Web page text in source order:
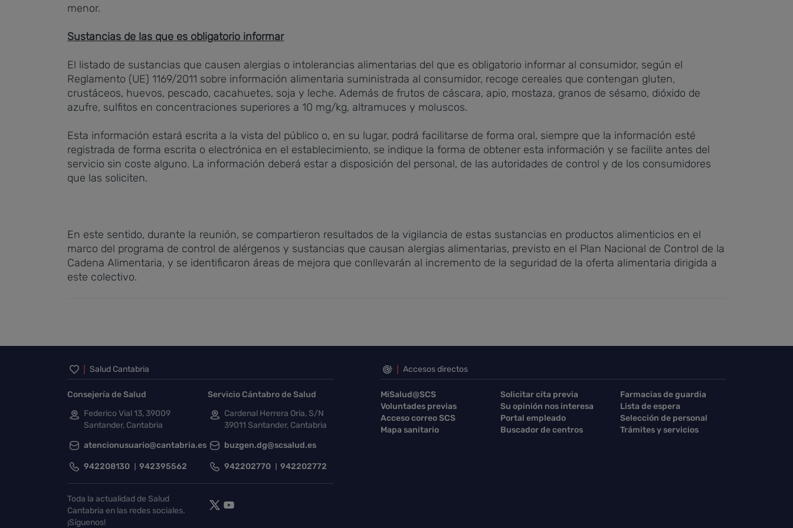
menor.
Sustancias de las que es obligatorio informar
El listado de sustancias que causen alergias o intolerancias alimentarias del que es obligatorio informar al consumidor, según el
Reglamento (UE) 1169/2011 sobre información alimentaria suministrada al consumidor, recoge cereales que contengan gluten,
crustáceos, huevos, pescado, cacahuetes, soja y leche. Además de frutos de cáscara, apio, mostaza, granos de sésamo, dióxido de
azufre, sulfitos en concentraciones superiores a 10 mg/kg, altramuces y moluscos.
Esta información estará escrita a la vista del público o, en su lugar, podrá facilitarse de forma oral, siempre que la información esté
registrada de forma escrita o electrónica en el establecimiento, se indique la forma de obtener esta información y se facilite antes del
servicio sin coste alguno. La información deberá estar a disposición del personal, de las autoridades de control y de los consumidores
que las soliciten.
En este sentido, durante la reunión, se compartieron resultados de la vigilancia de estas sustancias en productos alimenticios en el
marco del programa de control de alérgenos y sustancias que causan alergias alimentarias, previsto en el Plan Nacional de Control de la
Cadena Alimentaria, y se identificaron áreas de mejora que conllevarán al incremento de la seguridad de la oferta alimentaria dirigida a
este colectivo.
Inicio del pie de página
Salud Cantabria
Consejería de Salud
Federico Vial 13, 39009
Santander, Cantabria
atencionusuario@cantabria.es
942208130 942395562
Servicio Cántabro de Salud
Cardenal Herrera Oria, S/N
39011 Santander, Cantabria
buzgen.dg@scsalud.es
942202770 942202772
Toda la actualidad de Salud
Cantabria en las redes sociales.
¡Síguenos!
Accesos directos
MiSalud@SCS Solicitar cita previa
Farmacias de guardia
Voluntades previas
Su opinión nos interesa
Lista de espera
Acceso correo SCS
Portal empleado
Selección de personal
Mapa sanitario
Buscador de centros Trámites y servicios